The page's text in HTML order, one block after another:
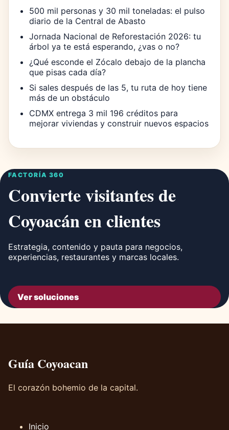
500 mil personas y 30 mil toneladas: el pulso
diario de la Central de Abasto
Jornada Nacional de Reforestación 2026: tu
árbol ya te está esperando, ¿vas o no?
¿Qué esconde el Zócalo debajo de la plancha
que pisas cada día?
Si sales después de las 5, tu ruta de hoy tiene
más de un obstáculo
CDMX entrega 3 mil 196 créditos para
mejorar viviendas y construir nuevos espacios
FACTORÍA 360
Convierte visitantes de
Coyoacán en clientes
Estrategia, contenido y pauta para negocios,
experiencias, restaurantes y marcas locales.
Ver soluciones
Guía Coyoacan
El corazón bohemio de la capital.
Inicio